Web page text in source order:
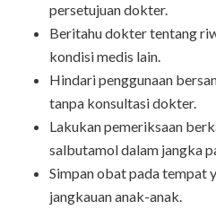
persetujuan dokter.
Beritahu dokter tentang
kondisi medis lain.
Hindari penggunaan
tanpa konsultasi dokter.
Lakukan pemeriksaan
salbutamol dalam jangka
Simpan obat pada tempat
jangkauan anak-anak.